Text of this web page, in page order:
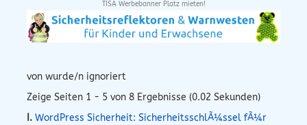
TISA Werbebanner Platz mieten!
von wurde/n ignoriert
Zeige Seiten 1 - 5 von 8 Ergebnisse (0.02 Sekunden)
I. WordPress Sicherheit: SicherheitsschlÃ¼ssel fÃ¼r